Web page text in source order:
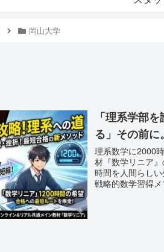
岡山大学
「理系学部
る」その前
理系数学に2000
材『数学リニア
時間を人間らし
戦略的数学習得メ